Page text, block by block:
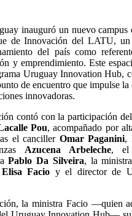
inauguró un nuevo campus
de Innovación del LATU, un
del país como
y emprendimiento. Este
Uruguay Innovation Hub,
de encuentro que impulse
innovadoras.
contó con la participación
Pou, acompañado por
el canciller Omar Paganini,
Azucena Arbeleche, el
Pablo Da Silveira, la
Elisa Facio y el director de
la ministra Facio —quien